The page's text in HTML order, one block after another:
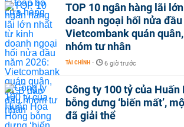
TOP 10 ngân hàng lãi
doanh ngoại hối nửa
Vietcombank quán
nhóm tư nhân
TÀI CHÍNH - 6 giờ trước
Công ty 100 tỷ của Huấn
bỗng dưng ‘biến mất’,
đã giải thể